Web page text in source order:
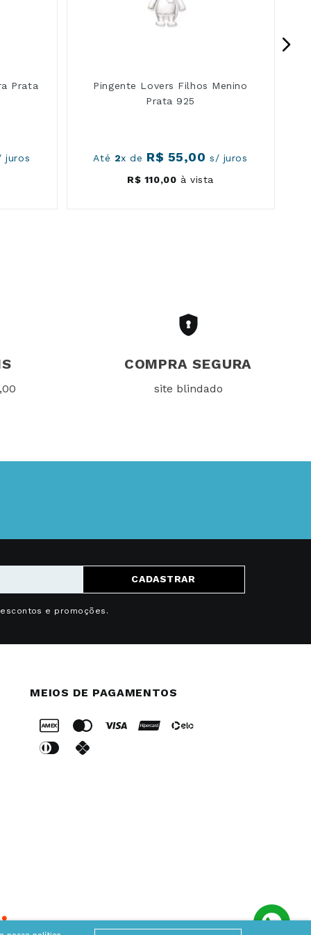
Prata
Pingente Lovers Filhos Menino
Prata 925
Até 2x de R$ 55,00 s/ juros
R$ 110,00 à vista
COMPRA SEGURA
site blindado
CADASTRAR
e promoções.
MEIOS DE PAGAMENTOS